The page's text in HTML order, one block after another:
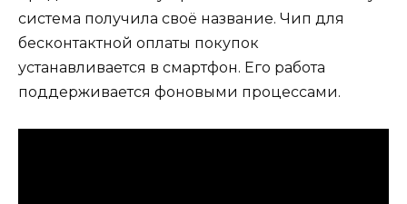
система получила своё название. Чип для
бесконтактной оплаты покупок
устанавливается в смартфон. Его работа
поддерживается фоновыми процессами.